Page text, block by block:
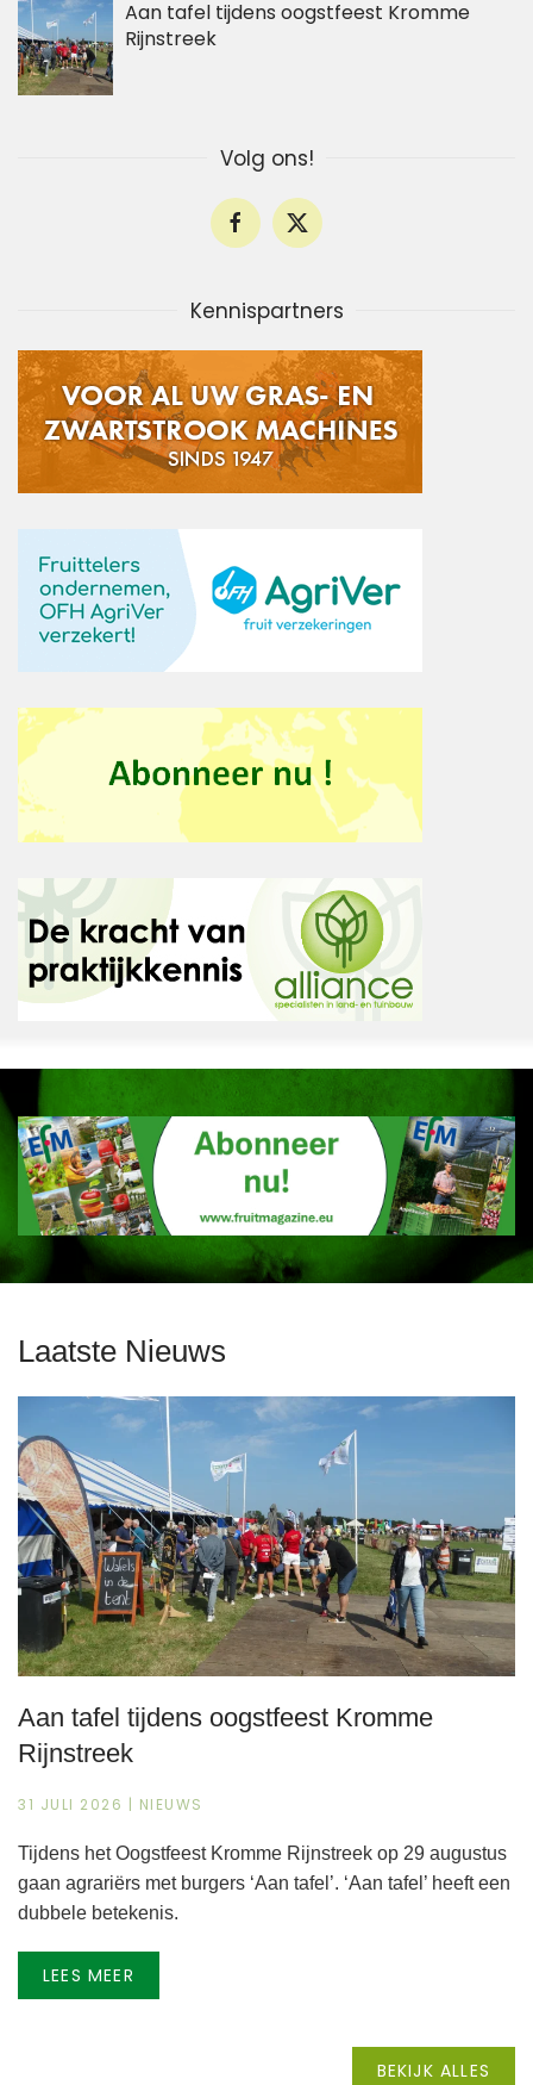
Aan tafel tijdens oogstfeest Kromme
Rijnstreek
Volg ons!
Kennispartners
Laatste Nieuws
Aan tafel tijdens oogstfeest Kromme
Rijnstreek
31 JULI 2026 | NIEUWS
Tijdens het Oogstfeest Kromme Rijnstreek op 29 augustus
gaan agrariërs met burgers ‘Aan tafel’. ‘Aan tafel’ heeft een
dubbele betekenis.
LEES MEER
BEKIJK ALLES